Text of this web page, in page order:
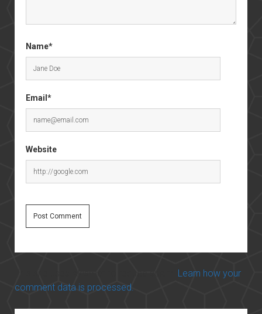
Name*
Email*
Website
Learn how your
comment data is processed.